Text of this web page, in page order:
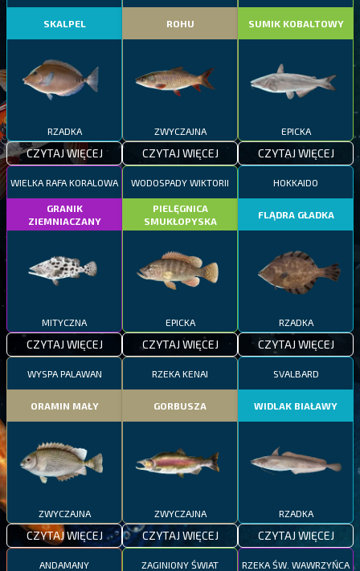
SKALPEL
RZADKA
CZYTAJ WIĘCEJ
ROHU
ZWYCZAJNA
CZYTAJ WIĘCEJ
SUMIK KOBALTOWY
EPICKA
CZYTAJ WIĘCEJ
WIELKA RAFA KORALOWA
GRANIK
ZIEMNIACZANY
MITYCZNA
CZYTAJ WIĘCEJ
WODOSPADY WIKTORII
PIELĘGNICA
SMUKŁOPYSKA
EPICKA
CZYTAJ WIĘCEJ
HOKKAIDO
FLĄDRA GŁADKA
RZADKA
CZYTAJ WIĘCEJ
WYSPA PALAWAN
ORAMIN MAŁY
ZWYCZAJNA
CZYTAJ WIĘCEJ
RZEKA KENAI
GORBUSZA
ZWYCZAJNA
CZYTAJ WIĘCEJ
SVALBARD
WIDLAK BIAŁAWY
RZADKA
CZYTAJ WIĘCEJ
ANDAMANY ZAGINIONY ŚWIAT RZEKA ŚW. WAWRZYŃCA